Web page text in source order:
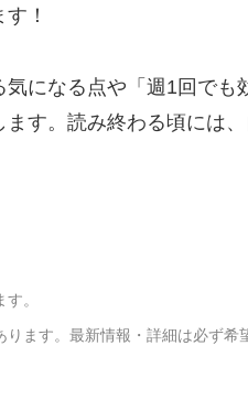
！
になる点や「週1回でも
す。読み終わる頃には
。
ます。最新情報・詳細は必ず希